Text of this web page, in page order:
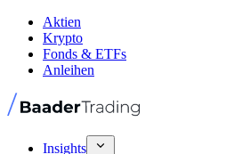
Aktien
Krypto
Fonds & ETFs
Anleihen
Insights